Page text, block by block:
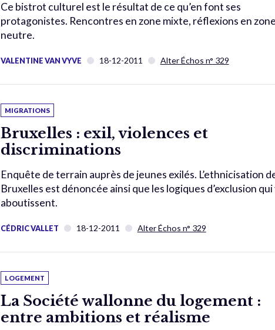
Ce bistrot culturel est le résultat de ce qu’en font ses
protagonistes. Rencontres en zone mixte, réflexions en
neutre.
VALENTINE VAN VYVE 18-12-2011 Alter Échos n° 329
MIGRATIONS
Bruxelles : exil, violences et
discriminations
Enquête de terrain auprès de jeunes exilés. L’ethnicisation
Bruxelles est dénoncée ainsi que les logiques d’exclusion qui
aboutissent.
CÉDRIC VALLET 18-12-2011 Alter Échos n° 329
LOGEMENT
La Société wallonne du logement :
entre ambitions et réalisme